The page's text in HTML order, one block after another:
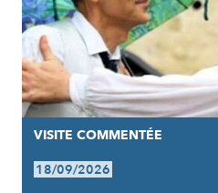
VISITE COMMENTÉE
18/09/2026